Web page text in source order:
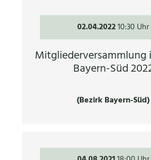
02.04.202210:30 Uhr
Mitgliederversammlung
Bayern-Süd
(Bezirk Bayern-Süd)